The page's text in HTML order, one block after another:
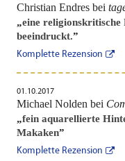
Christian Endres bei
„eine religionskritische
beeindruckt.”
Komplette Rezension
01.10.2017
Michael Nolden bei
„fein aquarellierte
Makaken”
Komplette Rezension